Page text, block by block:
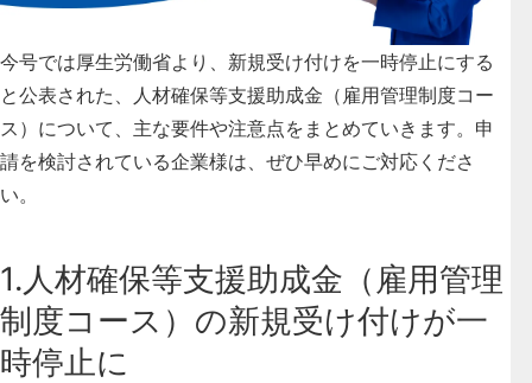
今号では厚生労働省より、新規受け付けを一時停止にする
と公表された、人材確保等支援助成金（雇用管理制度コー
ス）について、主な要件や注意点をまとめていきます。申
請を検討されている企業様は、ぜひ早めにご対応くださ
い。
1.人材確保等支援助成金（雇用管理
制度コース）の新規受け付けが一
時停止に